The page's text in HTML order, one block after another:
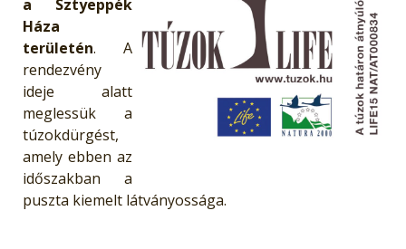
a Sztyeppék
Háza
területén. A
rendezvény
ideje alatt
meglessük a
túzokdürgést,
amely ebben az
időszakban a
puszta kiemelt látványossága.